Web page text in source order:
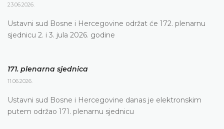
23.06.2026.
Ustavni sud Bosne i Hercegovine održat će 172. plenarnu
sjednicu 2. i 3. jula 2026. godine
171. plenarna sjednica
11.06.2026.
Ustavni sud Bosne i Hercegovine danas je elektronskim
putem održao 171. plenarnu sjednicu